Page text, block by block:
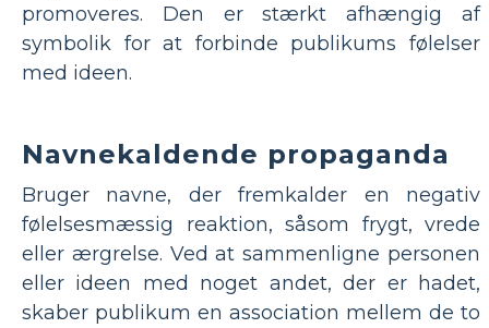
promoveres. Den er stærkt afhængig af
symbolik for at forbinde publikums følelser
med ideen.
Navnekaldende propaganda
Bruger navne, der fremkalder en negativ
følelsesmæssig reaktion, såsom frygt, vrede
eller ærgrelse. Ved at sammenligne personen
eller ideen med noget andet, der er hadet,
skaber publikum en association mellem de to